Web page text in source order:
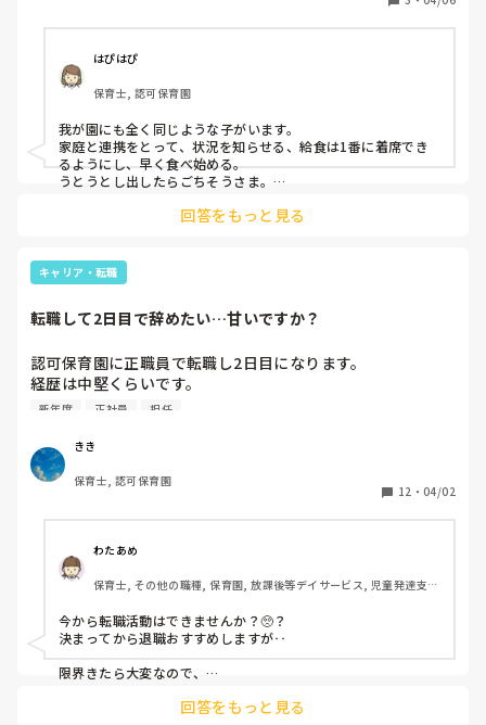
はぴはぴ
保育士, 認可保育園
我が園にも全く同じような子がいます。
家庭と連携をとって、状況を知らせる、給食は1番に着席でき
るようにし、早く食べ始める。
うとうとし出したらごちそうさま。
とにかく保護者や他の職員と相談して、考えていくことが第一
だと思います。
回答をもっと見る
キャリア・転職
転職して2日目で辞めたい…甘いですか？
認可保育園に正職員で転職し2日目になります。
経歴は中堅くらいです。
今2日目なのにも関わらず辞めたいと思ってしまっていま
・休憩時間が1時間なのに40分くらいで戻ってくるような雰
囲気であること。
・教育
・保育感が合わない
・2歳児10人に対して職員4人いたのに、2人は掃除で抜け1
人は日誌を書くからと抜け、初日に廊下で1人で見てと言わ
れる。使える玩具は人形とプラレールの新幹線のみ
・書類も4月の個別は10人やったから、5月は10人分宜しく
ねと言われた。
その他気になること多々ありますが長いので省略します
こんなのが理由で辞めるのは甘えでしょうか…
朝仕事にいくことを考えるだけで吐き気がしてきます。
新年度 正社員 担任
きき
保育士, 認可保育園
12 ・ 04/02
わたあめ
保育士, その他の職種, 保育園, 放課後等デイサービス, 児童発達支援
今から転職活動はできませんか？🥺？
決まってから退職おすすめしますが‥
限界きたら大変なので、
退職するほうがいいです！ 回答をもっと見る